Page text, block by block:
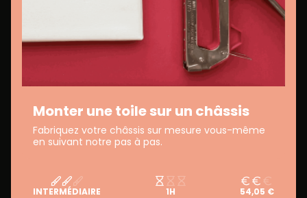
Monter une toile sur un châssis
Fabriquez votre châssis sur mesure vous-même
en suivant notre pas à pas.
INTERMÉDIAIRE 1H 54,05 €